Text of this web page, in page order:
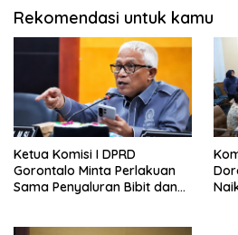
Rekomendasi untuk kamu
Ketua Komisi I DPRD
Gorontalo Minta Perlakuan
Sama Penyaluran Bibit dan